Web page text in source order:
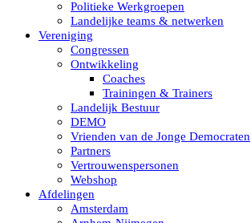
Politieke Werkgroepen
Landelijke teams & netwerken
Vereniging
Congressen
Ontwikkeling
Coaches
Trainingen & Trainers
Landelijk Bestuur
DEMO
Vrienden van de Jonge Democraten
Partners
Vertrouwenspersonen
Webshop
Afdelingen
Amsterdam